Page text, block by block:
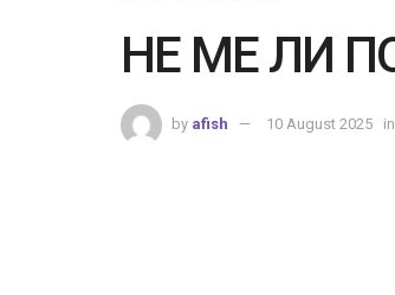
НЕ МЕ ЛИ
by afish 10 August 2025 in